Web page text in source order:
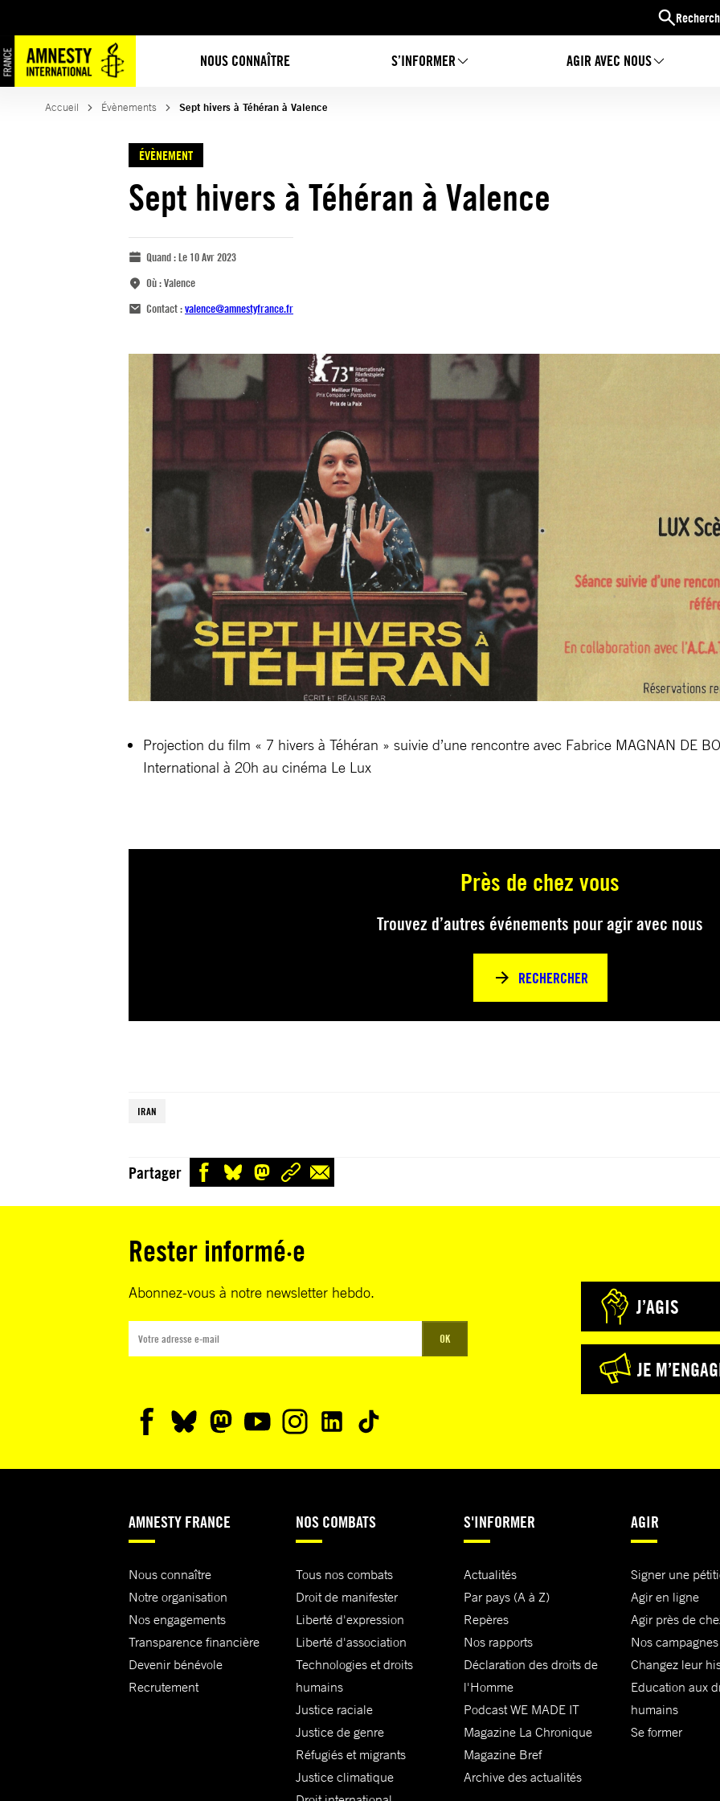
NOUS CONNAÎTRE S’INFORMER AGIR AVEC NOUS
Accueil Évènements Sept hivers à Téhéran à Valence
ÉVÈNEMENT
Sept hivers à Téhéran à Valence
Quand :Le 10 Avr 2023
Où :Valence
Contact :valence@amnestyfrance.fr
Projection du film « 7 hivers à Téhéran » suivie d’une rencontre avec Fabrice MAGNAN DE
International à 20h au cinéma Le Lux
Près de chez vous
Trouvez d’autres événements pour agir avec nous
RECHERCHER
IRAN
Partager
Rester informé·e
Abonnez-vous à notre newsletter hebdo.
OK
J’AGIS
JE
AMNESTY FRANCE
Nous connaître
Notre organisation
Nos engagements
Transparence financière
Devenir bénévole
Recrutement
NOS COMBATS
Tous nos combats
Droit de manifester
Liberté d'expression
Liberté d'association
Technologies et droits
humains
Justice raciale
Justice de genre
Réfugiés et migrants
Justice climatique
S'INFORMER
Actualités
Par pays (A à Z)
Repères
Nos rapports
Déclaration des droits de
l'Homme
Podcast WE MADE IT
Magazine La Chronique
Magazine Bref
Archive des actualités
AGIR
Signer une
Agir en ligne
Agir près de
Nos campagnes
Changez leur
Education aux
humains
Se former